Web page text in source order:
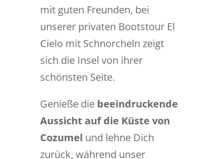
mit guten Freunden, bei
unserer privaten Bootstour El
Cielo mit Schnorcheln zeigt
sich die Insel von ihrer
schönsten Seite.
Genieße die beeindruckende
Aussicht auf die Küste von
Cozumel und lehne Dich
zurück, während unser